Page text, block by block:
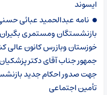
ایسوند
نامه عبدالحمید عبائی
بازنشستگان ومستمری
خوزستان وبازرس کانون عالی
جمهور جناب آقای دکتر
جهت صدور احکام جدید
تأمین اجتماعی